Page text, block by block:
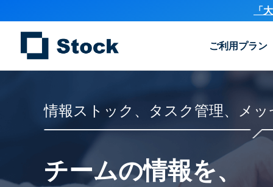
「
ご利用プラン
情報ストック、タスク管理、メ
チームの情報を、